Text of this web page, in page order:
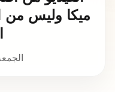
ميكا وليس من
الجمعة 02/يناير/